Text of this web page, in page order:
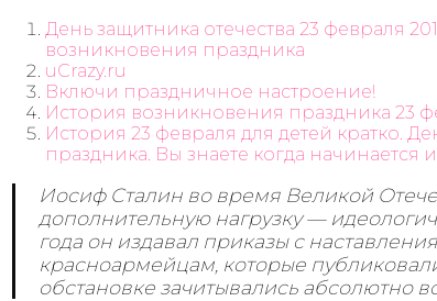
День защитника отечества 23 февраля
возникновения праздника
uCrazy.ru
Включи праздничное настроение!
История возникновения праздника 23
История 23 февраля для детей кратко.
праздника. Вы знаете когда начинается
Иосиф Сталин во время Великой
дополнительную нагрузку —
года он издавал приказы с
красноармейцам, которые
обстановке зачитывались абсолютно